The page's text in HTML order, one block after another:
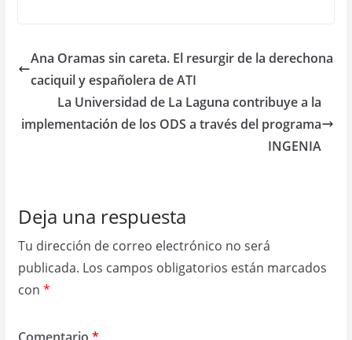
Ana Oramas sin careta. El resurgir de la derechona
caciquil y españolera de ATI
La Universidad de La Laguna contribuye a la
implementación de los ODS a través del programa
INGENIA
Deja una respuesta
Tu dirección de correo electrónico no será
publicada. Los campos obligatorios están marcados
con *